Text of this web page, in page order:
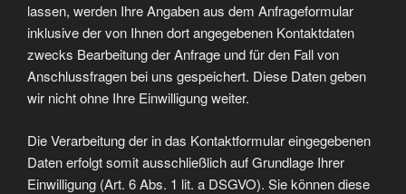
lassen, werden Ihre Angaben aus dem Anfrageformular
inklusive der von Ihnen dort angegebenen Kontaktdaten
zwecks Bearbeitung der Anfrage und für den Fall von
Anschlussfragen bei uns gespeichert. Diese Daten geben
wir nicht ohne Ihre Einwilligung weiter.
Die Verarbeitung der in das Kontaktformular eingegebenen
Daten erfolgt somit ausschließlich auf Grundlage Ihrer
Einwilligung (Art. 6 Abs. 1 lit. a DSGVO). Sie können diese